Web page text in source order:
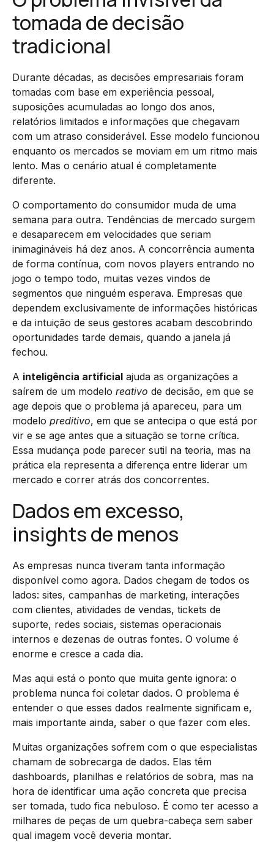
tomada de decisão
tradicional
Durante décadas, as decisões empresariais foram
tomadas com base em experiência pessoal,
suposições acumuladas ao longo dos anos,
relatórios limitados e informações que chegavam
com um atraso considerável. Esse modelo funcionou
enquanto os mercados se moviam em um ritmo mais
lento. Mas o cenário atual é completamente
diferente.
O comportamento do consumidor muda de uma
semana para outra. Tendências de mercado surgem
e desaparecem em velocidades que seriam
inimagináveis há dez anos. A concorrência aumenta
de forma contínua, com novos players entrando no
jogo o tempo todo, muitas vezes vindos de
segmentos que ninguém esperava. Empresas que
dependem exclusivamente de informações históricas
e da intuição de seus gestores acabam descobrindo
oportunidades tarde demais, quando a janela já
fechou.
A inteligência artificial ajuda as organizações a
saírem de um modelo reativo de decisão, em que se
age depois que o problema já apareceu, para um
modelo preditivo, em que se antecipa o que está por
vir e se age antes que a situação se torne crítica.
Essa mudança pode parecer sutil na teoria, mas na
prática ela representa a diferença entre liderar um
mercado e correr atrás dos concorrentes.
Dados em excesso,
insights de menos
As empresas nunca tiveram tanta informação
disponível como agora. Dados chegam de todos os
lados: sites, campanhas de marketing, interações
com clientes, atividades de vendas, tickets de
suporte, redes sociais, sistemas operacionais
internos e dezenas de outras fontes. O volume é
enorme e cresce a cada dia.
Mas aqui está o ponto que muita gente ignora: o
problema nunca foi coletar dados. O problema é
entender o que esses dados realmente significam e,
mais importante ainda, saber o que fazer com eles.
Muitas organizações sofrem com o que especialistas
chamam de sobrecarga de dados. Elas têm
dashboards, planilhas e relatórios de sobra, mas na
hora de identificar uma ação concreta que precisa
ser tomada, tudo fica nebuloso. É como ter acesso a
milhares de peças de um quebra-cabeça sem saber
qual imagem você deveria montar.